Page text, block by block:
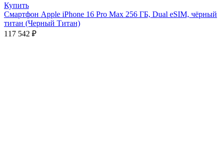
Купить
Смартфон Apple iPhone 16 Pro Max 256 ГБ, Dual eSIM, чёрный
титан (Черный Титан)
117 542 ₽